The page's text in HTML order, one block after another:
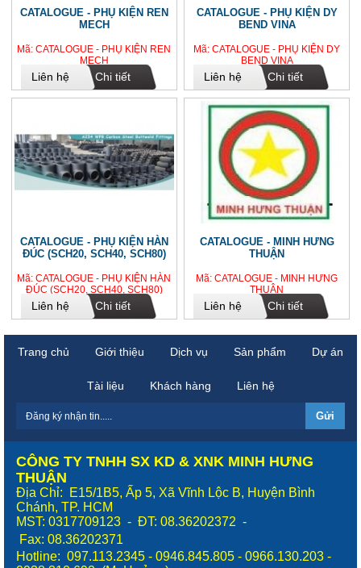
CATALOGUE - PHỤ KIỆN REN
MECH
Mã: CATALOGUE - PHỤ KIỆN REN
MECH
Liên hệ Chi tiết
CATALOGUE - PHỤ KIỆN DY
BEND VINA
Mã: CATALOGUE - PHỤ KIỆN DY
BEND VINA
Liên hệ Chi tiết
CATALOGUE - PHỤ KIỆN HÀN
ĐÚC (SCH20, SCH40, SCH80)
Mã: CATALOGUE - PHỤ KIỆN HÀN
ĐÚC (SCH20, SCH40, SCH80)
Liên hệ Chi tiết
CATALOGUE - MINH HƯNG
THUẬN
Mã: CATALOGUE - MINH HƯNG
THUẬN
Liên hệ Chi tiết
Trang chủ Giới thiệu Dịch vụ Sản phẩm Dự án
Tài liệu Khách hàng Liên hệ
CÔNG TY TNHH SX KD & XNK MINH HƯNG
THUẬN
Địa Chỉ: E15/1B5, Ấp 5, Xã Vĩnh Lộc B, Huyện Bình
Chánh, TP. HCM
MST: 0317709123 - ĐT: 08.36202372 -
Fax: 08.36202371
Hotline: 097.113.2345 - 0946.845.805 - 0966.130.203 -